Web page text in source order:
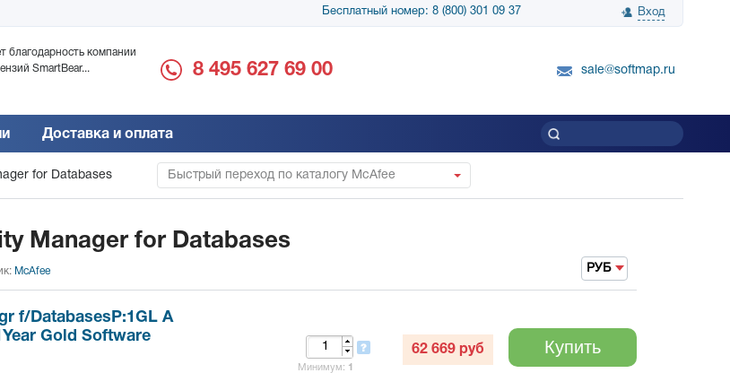
Бесплатный номер: 8 (800) 301 09 37 Вход
компании
SmartBear...
благодарность за поставку SnapGene...
благодарность SoftMap за помощь в
8 495 627 69 00 sale@softmap.ru
Доставка и оплата
for Databases Быстрый переход по каталогу McAfee
Manager for Databases
McAfee РУБ
f/DatabasesP:1GL A
Gold Software
Минимум: 1
62 669 руб Купить